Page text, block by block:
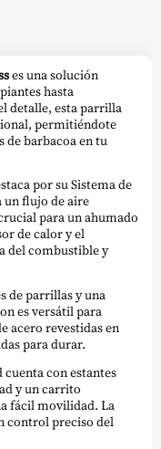
es una solución
hasta
detalle, esta parrilla
permitiéndote
de barbacoa en tu
por su Sistema de
un flujo de aire
para un ahumado
de calor y el
del combustible y
de parrillas y una
es versátil para
acero revestidas en
para durar.
cuenta con estantes
y un carrito
fácil movilidad. La
control preciso del